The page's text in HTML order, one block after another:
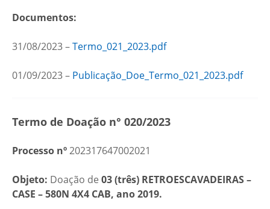
Documentos:
31/08/2023 –Termo_021_2023.pdf
01/09/2023 – Publicação_Doe_Termo_021_2023.pdf
Termo de Doação n° 020/2023
Processo nº202317647002021
Objeto: Doação de 03 (três) RETROESCAVADEIRAS –
CASE – 580N 4X4 CAB, ano 2019.